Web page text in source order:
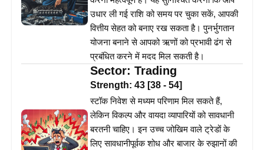
उधार ली गई राशि को समय पर चुका सकें, आपकी
वित्तीय सेहत को बनाए रख सकता है। पुनर्भुगतान
योजना बनाने से आपको ऋणों को प्रभावी ढंग से
प्रबंधित करने में मदद मिल सकती है।
Sector: Trading
Strength: 43 [38 - 54]
स्टॉक निवेश से मध्यम परिणाम मिल सकते हैं,
लेकिन विकल्प और वायदा व्यापारियों को सावधानी
बरतनी चाहिए। इन उच्च जोखिम वाले ट्रेडों के
लिए सावधानीपूर्वक शोध और बाजार के रुझानों की